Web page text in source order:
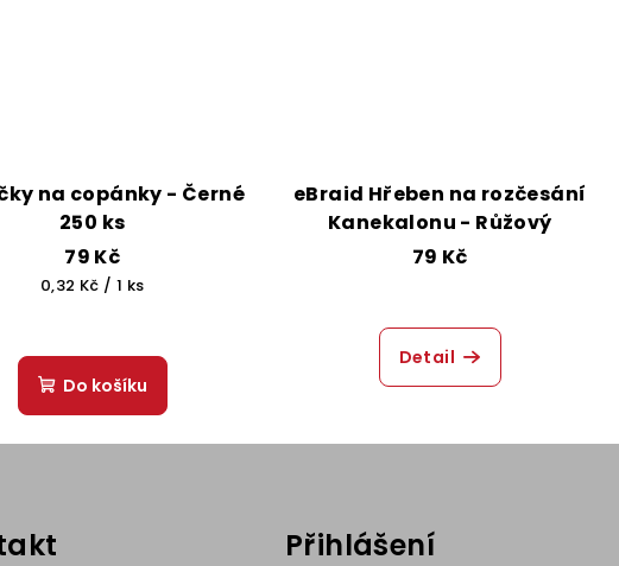
na copánky - Černé
250 ks
79 Kč
Měrná
0,32 Kč / 1 ks
Do košíku
eBraid Hřeben na rozčesání
Kanekalonu - Růžový
79 Kč
Detail
Přihlášení